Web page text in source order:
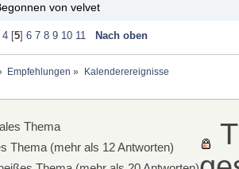
von velvet
4[5] 6 7 8 9 10 11 Nach oben
Empfehlungen » Kalenderereignisse
Thema
Thema (mehr als 12 Antworten)